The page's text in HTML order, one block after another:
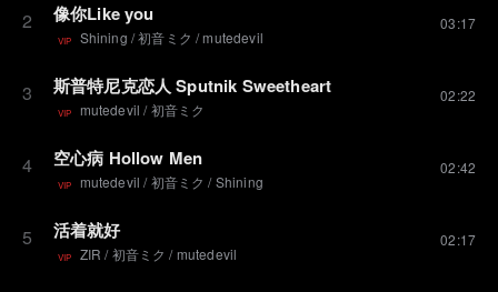
2 像你Like you
VIP Shining /初音ミク /mutedevil
03:17
3 斯普特尼克恋人 Sputnik Sweetheart
VIP mutedevil /初音ミク
02:22
4 空心病 Hollow Men
VIP mutedevil /初音ミク /Shining
02:42
5 活着就好
VIP ZIR /初音ミク / mutedevil
02:17